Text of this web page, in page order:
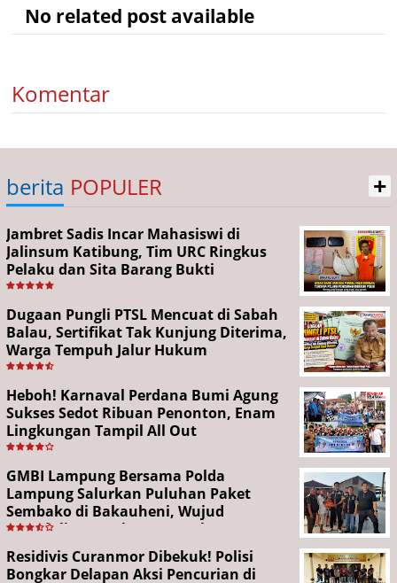
No related post available
Komentar
berita POPULER +
Jambret Sadis Incar Mahasiswi di
Jalinsum Katibung, Tim URC Ringkus
Pelaku dan Sita Barang Bukti
Dugaan Pungli PTSL Mencuat di Sabah
Balau, Sertifikat Tak Kunjung Diterima,
Warga Tempuh Jalur Hukum
Heboh! Karnaval Perdana Bumi Agung
Sukses Sedot Ribuan Penonton, Enam
Lingkungan Tampil All Out
GMBI Lampung Bersama Polda
Lampung Salurkan Puluhan Paket
Sembako di Bakauheni, Wujud
Kepedulian Sambut HUT RI ke-81
Residivis Curanmor Dibekuk! Polisi
Bongkar Delapan Aksi Pencurian di